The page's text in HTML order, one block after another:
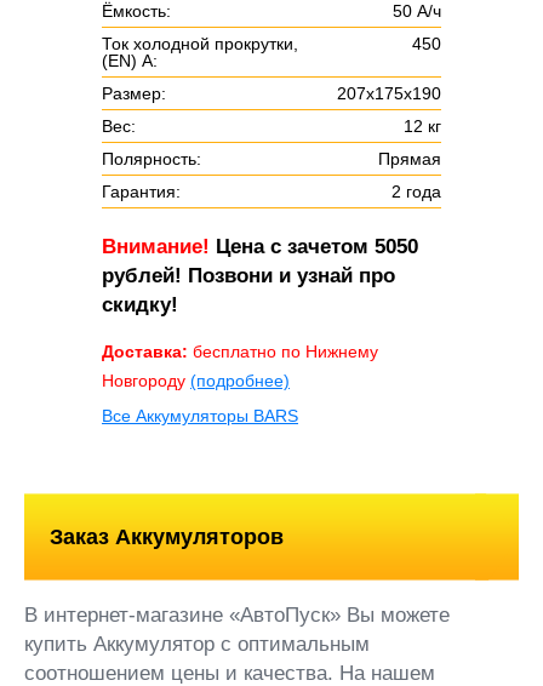
Ёмкость:
50 А/ч
Ток холодной прокрутки,
(EN) А:
450
Размер:
207х175х190
Вес:
12 кг
Полярность:
Прямая
Гарантия:
2 года
Внимание! Цена с зачетом 5050
рублей! Позвони и узнай про
скидку!
Доставка: бесплатно по Нижнему
Новгороду (подробнее)
Все Аккумуляторы BARS
Заказ Аккумуляторов
В интернет-магазине «АвтоПуск» Вы можете
купить Аккумулятор с оптимальным
соотношением цены и качества. На нашем